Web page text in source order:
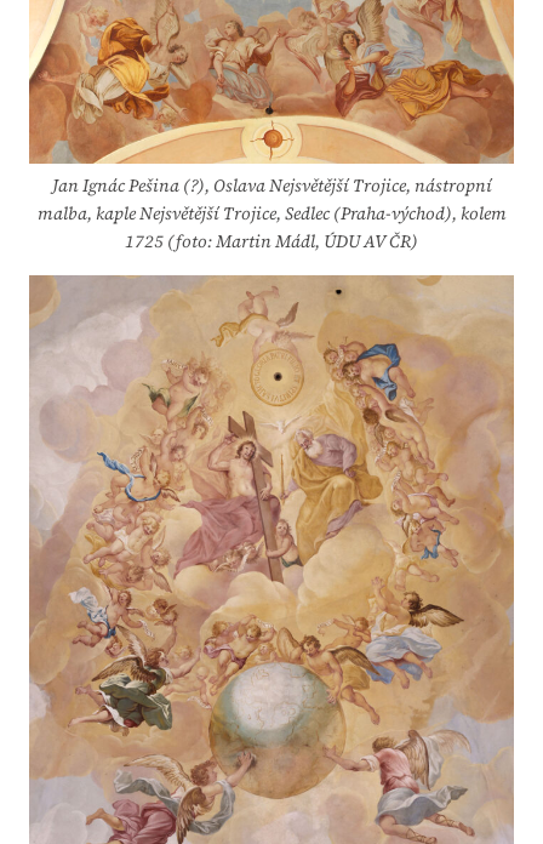
Jan Ignác Pešina (?), Oslava Nejsvětější Trojice, nástropní
malba, kaple Nejsvětější Trojice, Sedlec (Praha-východ), kolem
1725 (foto: Martin Mádl, ÚDU AV ČR)